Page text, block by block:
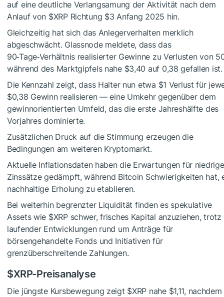
auf eine deutliche Verlangsamung der Aktivität nach dem
Anlauf von $XRPRichtung $3 Anfang 2025 hin.
Gleichzeitig hat sich das Anlegerverhalten merklich
abgeschwächt. Glassnode meldete, dass das
90‑Tage‑Verhältnis realisierter Gewinne zu Verlusten von
während des Marktgipfels nahe $3,40 auf 0,38 gefallen ist.
Die Kennzahl zeigt, dass Halter nun etwa $1 Verlust für
$0,38 Gewinn realisieren — eine Umkehr gegenüber dem
gewinnorientierten Umfeld, das die erste Jahreshälfte des
Vorjahres dominierte.
Zusätzlichen Druck auf die Stimmung erzeugen die
Bedingungen am weiteren Kryptomarkt.
Aktuelle Inflationsdaten haben die Erwartungen für
Zinssätze gedämpft, während Bitcoin Schwierigkeiten hat,
nachhaltige Erholung zu etablieren.
Bei weiterhin begrenzter Liquidität finden es spekulative
Assets wie $XRPschwer, frisches Kapital anzuziehen, trotz
laufender Entwicklungen rund um Anträge für
börsengehandelte Fonds und Initiativen für
grenzüberschreitende Zahlungen.
$XRP-Preisanalyse
Die jüngste Kursbewegung zeigt $XRP nahe $1,11,